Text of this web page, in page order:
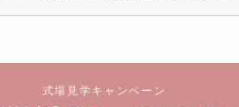
式場見学キャンペーン